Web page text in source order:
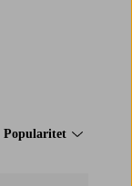
Popularitet